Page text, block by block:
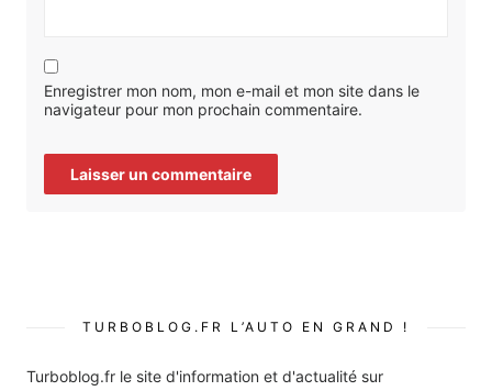
Enregistrer mon nom, mon e-mail et mon site dans le
navigateur pour mon prochain commentaire.
TURBOBLOG.FR L’AUTO EN GRAND !
Turboblog.fr le site d'information et d'actualité sur